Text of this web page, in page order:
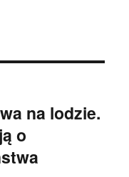
na lodzie.
o